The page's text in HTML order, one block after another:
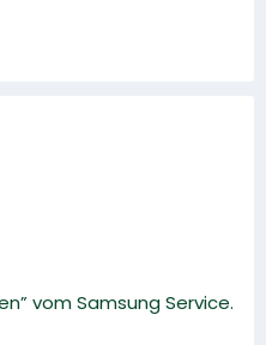
vom Samsung Service.